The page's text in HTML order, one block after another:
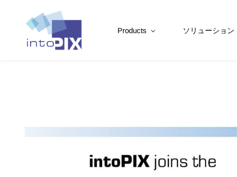
Products ソリューション